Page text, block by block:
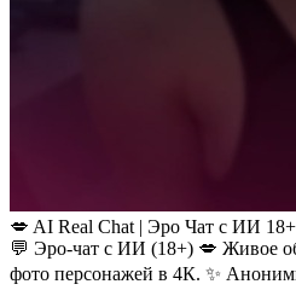
💋 AI Real Chat | Эро Чат с ИИ 18+
💬 Эро-чат с ИИ (18+) 💋 Живое
фото персонажей в 4К. ✨